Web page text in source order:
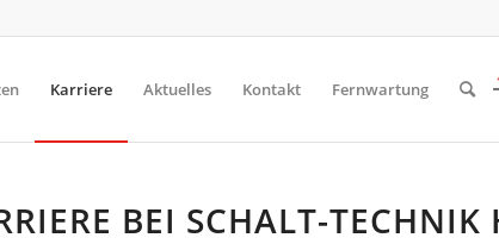
Karriere Aktuelles Kontakt Fernwartung
BEI SCHALT-TECHNIK